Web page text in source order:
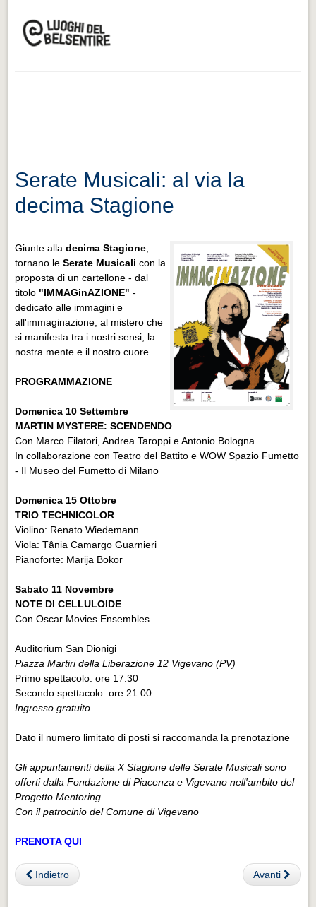
Serate Musicali: al via la
decima Stagione
Giunte alladecima Stagione
tornano leSerate Musicali con la
proposta di un cartellone - dal
titolo "IMMAGinAZIONE" -
dedicato alle immagini e
all'immaginazione, al mistero che
si manifesta tra i nostri sensi, la
nostra mente e il nostro cuore.
PROGRAMMAZIONE
Domenica 10 Settembre
MARTIN MYSTERE: SCENDENDO
Con Marco Filatori, Andrea Taroppi e Antonio Bologna
In collaborazione con Teatro del Battito e WOW Spazio Fumetto
- Il Museo del Fumetto di Milano
Domenica 15 Ottobre
TRIO TECHNICOLOR
Violino: Renato Wiedemann
Viola: Tânia Camargo Guarnieri
Pianoforte: Marija Bokor
Sabato 11 Novembre
NOTE DI CELLULOIDE
Con Oscar Movies Ensembles
Auditorium San Dionigi
Piazza Martiri della Liberazione 12 Vigevano (PV)
Primo spettacolo: ore 17.30
Secondo spettacolo: ore 21.00
Ingresso gratuito
Dato il numero limitato di posti si raccomanda la prenotazione
Gli appuntamenti della X Stagione delle Serate Musicali sono
offerti dalla Fondazione di Piacenza e Vigevano nell'ambito del
Progetto Mentoring
Con il patrocinio del Comune di Vigevano
PRENOTA QUI
Indietro Avanti